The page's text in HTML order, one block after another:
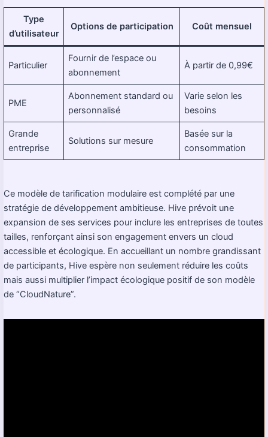
Type
d’utilisateur
Options de participation Coût mensuel
Particulier
Fournir de l’espace ou
abonnement
À partir de 0,99€
PME
Abonnement standard ou
personnalisé
Varie selon les
besoins
Grande
entreprise
Solutions sur mesure
Basée sur la
consommation
Ce modèle de tarification modulaire est complété par une
stratégie de développement ambitieuse. Hive prévoit une
expansion de ses services pour inclure les entreprises de toutes
tailles, renforçant ainsi son engagement envers un cloud
accessible et écologique. En accueillant un nombre grandissant
de participants, Hive espère non seulement réduire les coûts
mais aussi multiplier l’impact écologique positif de son modèle
de “CloudNature”.